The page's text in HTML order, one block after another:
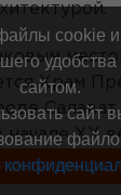
Храм
начале XX
и мощью.
туры без
cookie
сайтом.
сайт